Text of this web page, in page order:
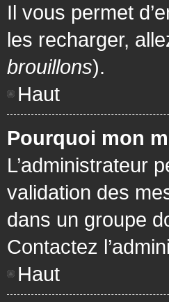
Il vous permet
les recharger,
brouillons).
Haut
Pourquoi mon
L’administrateur
validation des
dans un groupe
Contactez
Haut